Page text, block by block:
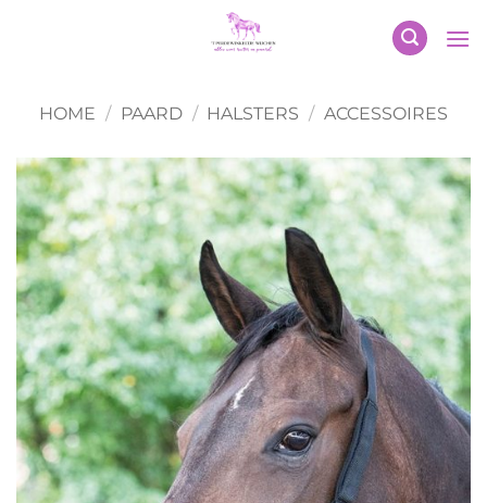
HOME / PAARD / HALSTERS / ACCESSOIRES